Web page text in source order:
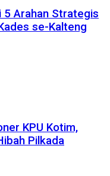
5 Arahan Strategis
se-Kalteng
KPU Kotim,
Pilkada